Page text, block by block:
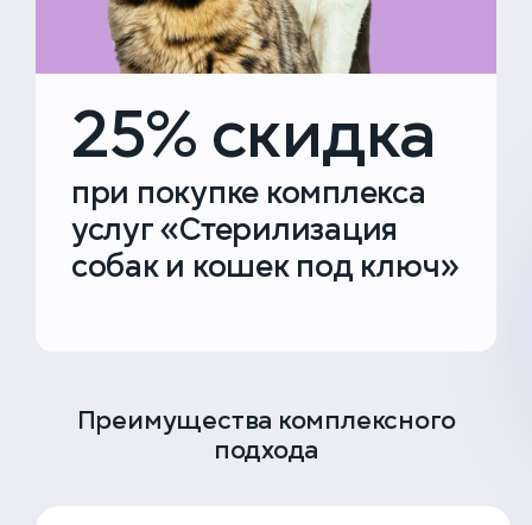
25% скидка
при покупке комплекса
услуг «Стерилизация
собак и кошек под ключ»
Преимущества комплексного
подхода